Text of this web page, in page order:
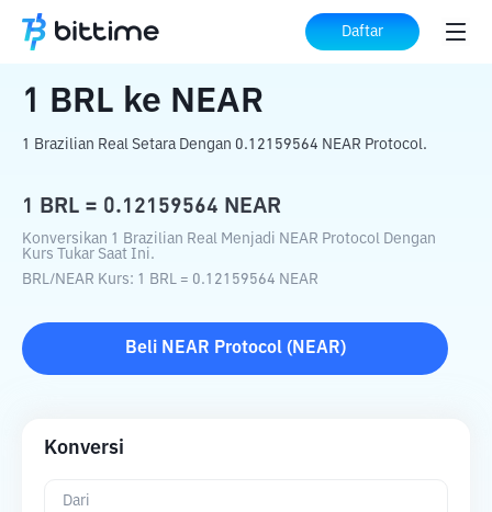
Daftar
Beranda Konverter Kripto ke NEAR
1 BRL ke NEAR
1 Brazilian Real Setara Dengan 0.12159564 NEAR Protocol.
1 BRL = 0.12159564 NEAR
Konversikan 1 Brazilian Real Menjadi NEAR Protocol Dengan
Kurs Tukar Saat Ini.
BRL/NEAR Kurs: 1 BRL = 0.12159564 NEAR
Beli NEAR Protocol( NEAR)
Konversi
Dari